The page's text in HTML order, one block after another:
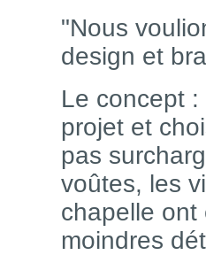
"Nous
design et
Le concept
projet et
pas
voûtes, les
chapelle ont
moindres